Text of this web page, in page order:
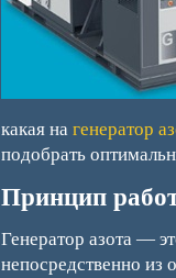
какая на генератор
подобрать
Принцип
Генератор азота —
непосредственно